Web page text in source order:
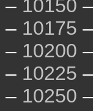
– 10150
– 10175
– 10200
– 10225
– 10250